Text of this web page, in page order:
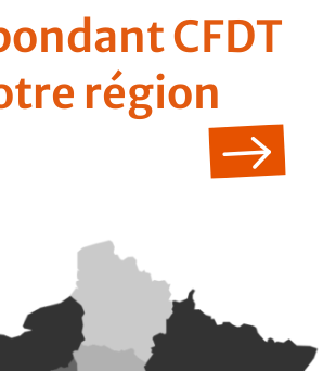
CFDT
région